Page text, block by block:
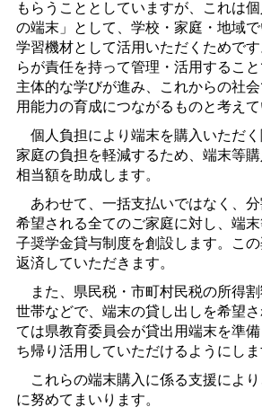
もらうこととしていますが、これは
の端末」として、学校・家庭・地域
学習機材として活用いただくためで
らが責任を持って管理・活用するこ
主体的な学びが進み、これからの社
用能力の育成につながるものと考えて
個人負担により端末を購入いただ
家庭の負担を軽減するため、端末等
相当額を助成します。
あわせて、一括支払いではなく、
希望される全てのご家庭に対し、端
子奨学金貸与制度を創設します。こ
返済していただきます。
また、県民税・市町村民税の所得
世帯などで、端末の貸し出しを希望
ては県教育委員会が貸出用端末を準
ち帰り活用していただけるようにしま
これらの端末購入に係る支援によ
に努めてまいります。